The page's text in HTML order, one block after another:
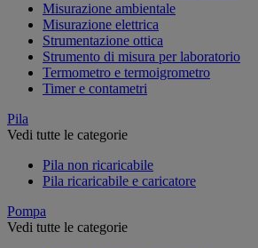
Misurazione ambientale
Misurazione elettrica
Strumentazione ottica
Strumento di misura per laboratorio
Termometro e termoigrometro
Timer e contametri
Pila
Vedi tutte le categorie
Pila non ricaricabile
Pila ricaricabile e caricatore
Pompa
Vedi tutte le categorie